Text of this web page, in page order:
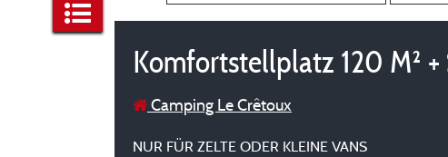
Komfortstellplatz 120 M²
Camping Le Crêtoux
NUR FÜR ZELTE ODER KLEINE VANS